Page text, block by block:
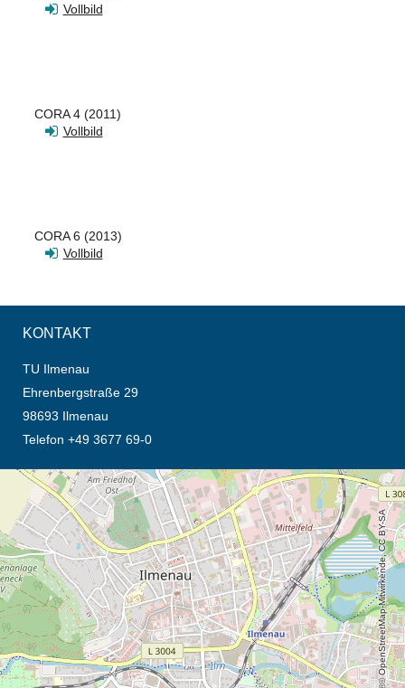
Vollbild
CORA 4 (2011)
Vollbild
CORA 6 (2013)
Vollbild
KONTAKT
TU Ilmenau
Ehrenbergstraße 29
98693 Ilmenau
Telefon +49 3677 69-0
Öffnet die Anfahrtsbeschreibung in neuem Tab (Karte)
© OpenStreetMap-Mitwirkende, CC BY-SA